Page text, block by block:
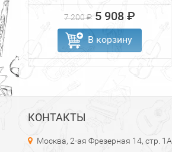
7 200 ₽ 5 908 ₽
В корзину
КОНТАКТЫ
Москва, 2-ая Фрезерная 14, стр. 1А